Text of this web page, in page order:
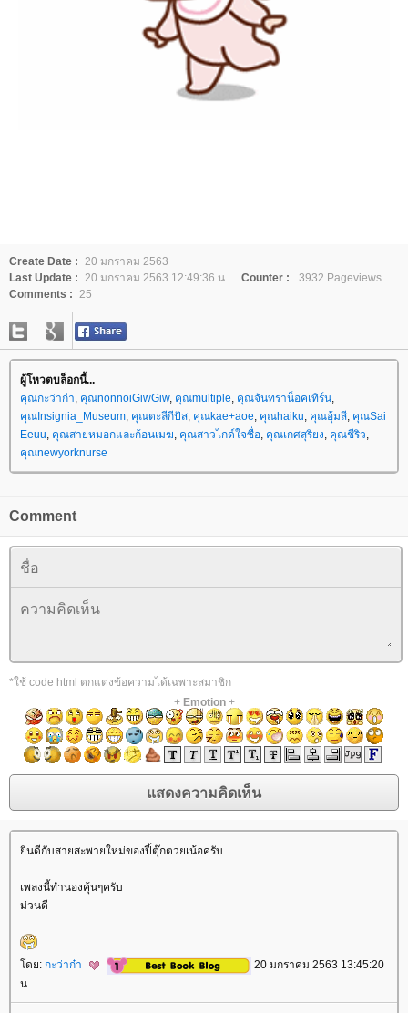
Create Date : 20 มกราคม 2563
Last Update : 20 มกราคม 2563 12:49:36 น. Counter :
3932 Pageviews.
Comments : 25
ผู้โหวตบล็อกนี้...
คุณกะว่าก๋า, คุณnonnoiGiwGiw, คุณmultiple, คุณจันทราน็อคเทิร์น,
คุณInsignia_Museum, คุณตะลีกีปัส, คุณkae+aoe, คุณhaiku, คุณอุ้มสี, คุณSai
Eeuu, คุณสายหมอกและก้อนเมฆ, คุณสาวไกด์ใจซื่อ, คุณเกศสุริยง, คุณชีริว,
คุณnewyorknurse
Comment
*ใช้ code html ตกแต่งข้อความได้เฉพาะสมาชิก
+ Emotion+
ินดีกับสายสะพายใหม่ของปี้ตุ๊กตวยเน้อครับ
เพลงนี้ทำนองคุ้นๆครับ
ม่วนดี
ดย: กะว่าก๋า
20 มกราคม 2563 13:45:20
น.